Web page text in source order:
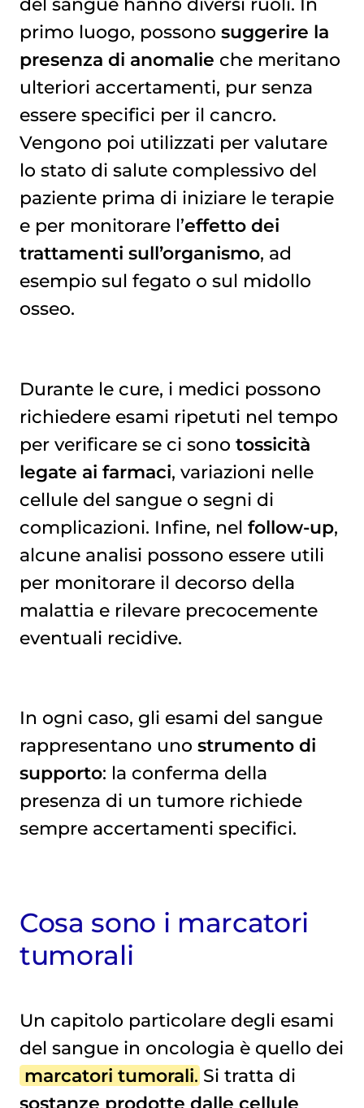
del sangue hanno diversi ruoli. In
primo luogo, possono suggerire la
presenza di anomalie che meritano
ulteriori accertamenti, pur senza
essere specifici per il cancro.
Vengono poi utilizzati per valutare
lo stato di salute complessivo del
paziente prima di iniziare le terapie
e per monitorare l’effetto dei
trattamenti sull’organismo, ad
esempio sul fegato o sul midollo
osseo.
Durante le cure, i medici possono
richiedere esami ripetuti nel tempo
per verificare se ci sono tossicità
legate ai farmaci, variazioni nelle
cellule del sangue o segni di
complicazioni. Infine, nel follow-up,
alcune analisi possono essere utili
per monitorare il decorso della
malattia e rilevare precocemente
eventuali recidive.
In ogni caso, gli esami del sangue
rappresentano uno strumento di
supporto: la conferma della
presenza di un tumore richiede
sempre accertamenti specifici.
Cosa sono i marcatori
tumorali
Un capitolo particolare degli esami
del sangue in oncologia è quello dei
marcatori tumorali. Si tratta di
sostanze prodotte dalle cellule